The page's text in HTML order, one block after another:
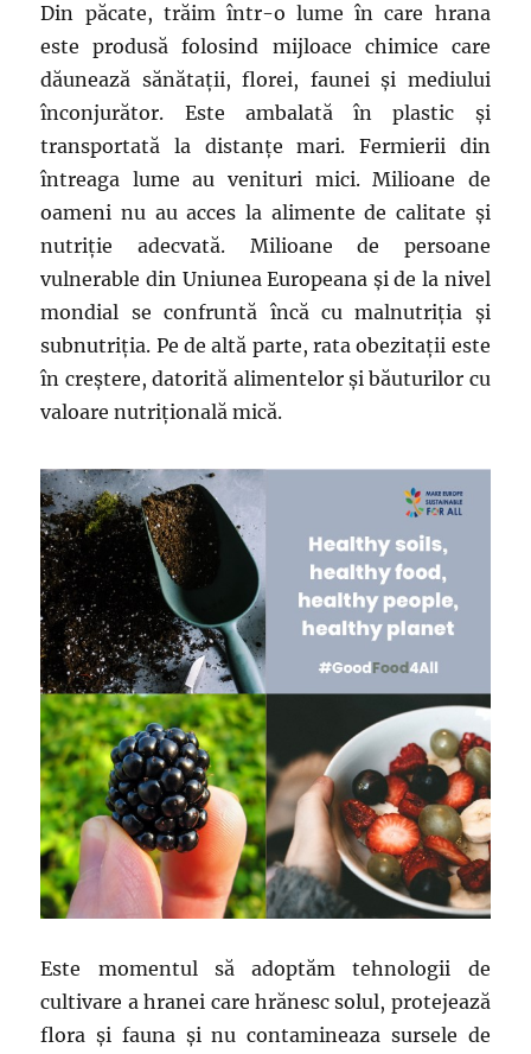
Din păcate, trăim într-o lume în care hrana
este produsă folosind mijloace chimice care
dăunează sănătaţii, florei, faunei şi mediului
înconjurător. Este ambalată în plastic şi
transportată la distanţe mari. Fermierii din
întreaga lume au venituri mici. Milioane de
oameni nu au acces la alimente de calitate şi
nutriţie adecvată. Milioane de persoane
vulnerable din Uniunea Europeana şi de la nivel
mondial se confruntă încă cu malnutriţia şi
subnutriţia. Pe de altă parte, rata obezitaţii este
în creştere, datorită alimentelor şi băuturilor cu
valoare nutriţională mică.
Este momentul să adoptăm tehnologii de
cultivare a hranei care hrănesc solul, protejează
flora şi fauna şi nu contamineaza sursele de